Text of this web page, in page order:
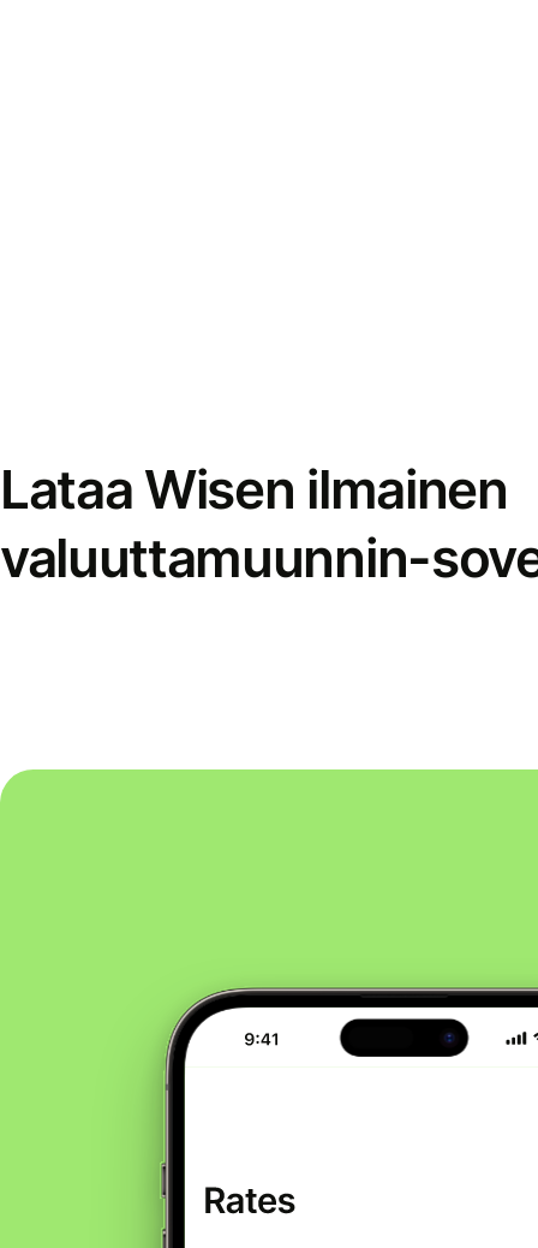
Lataa Wisen ilmainen
valuuttamuunnin-